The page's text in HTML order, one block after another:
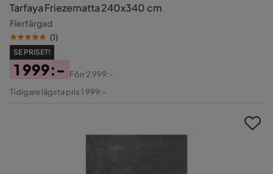
Tarfaya Friezematta 240x340 cm
Flerfärgad
(1)
SE PRISET!
Pris
1 999:-
Original
Förr2 999:-
Tidigare lägsta pris 1 999:-